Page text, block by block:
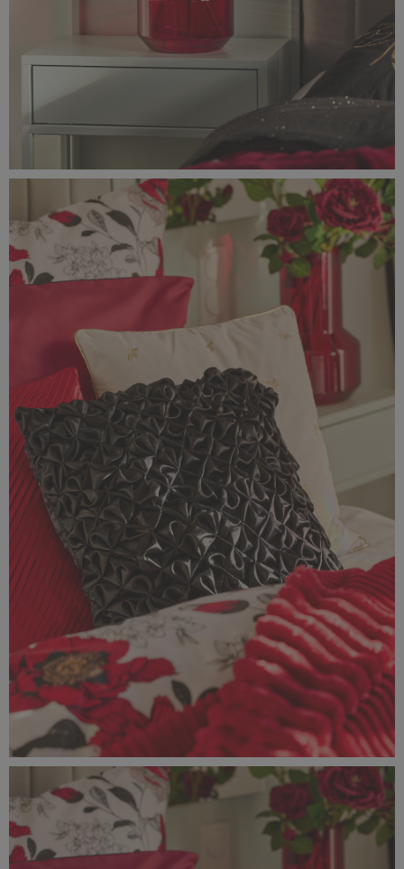
Classic_Delux11019.jpg
2,87 MB
Classic_Delux11002.jpg
2,44 MB